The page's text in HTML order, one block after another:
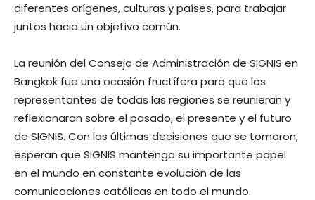
diferentes orígenes, culturas y países, para trabajar
juntos hacia un objetivo común.
La reunión del Consejo de Administración de SIGNIS en
Bangkok fue una ocasión fructífera para que los
representantes de todas las regiones se reunieran y
reflexionaran sobre el pasado, el presente y el futuro
de SIGNIS. Con las últimas decisiones que se tomaron,
esperan que SIGNIS mantenga su importante papel
en el mundo en constante evolución de las
comunicaciones católicas en todo el mundo.